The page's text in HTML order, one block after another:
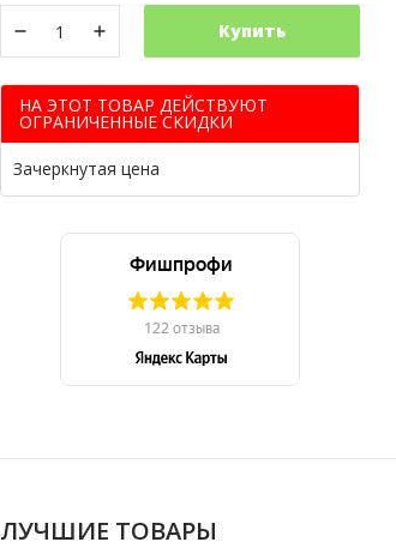
Купить
НА ЭТОТ ТОВАР ДЕЙСТВУЮТ
ОГРАНИЧЕННЫЕ СКИДКИ
Зачеркнутая цена
ЛУЧШИЕ ТОВАРЫ